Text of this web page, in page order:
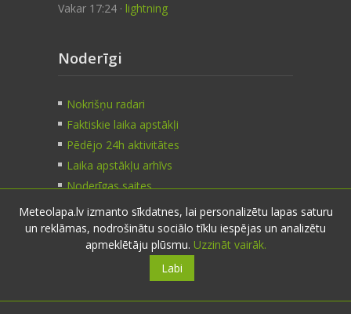
Vakar 17:24 · lightning
Noderīgi
Nokrišņu radari
Faktiskie laika apstākļi
Pēdējo 24h aktivitātes
Laika apstākļu arhīvs
Noderīgas saites
Kontakti
nosūti ziņu
Meteolapa.lv izmanto sīkdatnes, lai personalizētu lapas saturu
un reklāmas, nodrošinātu sociālo tīklu iespējas un analizētu
apmeklētāju plūsmu. Uzzināt vairāk.
Labi